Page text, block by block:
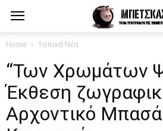
Home Τοπικά Νέα
“Των Χρωμάτων
Έκθεση
Αρχοντικό